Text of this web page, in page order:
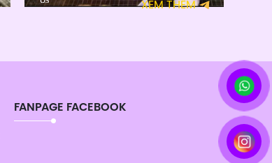
XEM THÊM
FANPAGE FACEBOOK